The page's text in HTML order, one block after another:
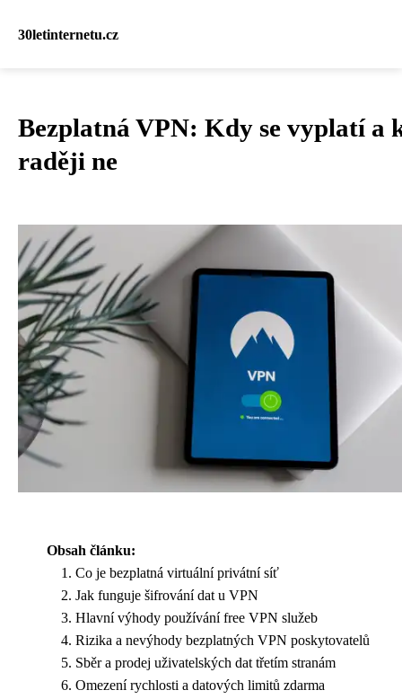
30letinternetu.cz
Bezplatná VPN: Kdy se vyplatí a
raději ne
Obsah článku:
Co je bezplatná virtuální privátní síť
Jak funguje šifrování dat u VPN
Hlavní výhody používání free VPN služeb
Rizika a nevýhody bezplatných VPN poskytovatelů
Sběr a prodej uživatelských dat třetím stranám
Omezení rychlosti a datových limitů zdarma